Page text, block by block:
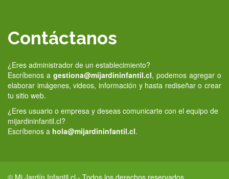
Contáctanos
¿Eres administrador de un establecimiento?
Escríbenos a gestiona@mijardininfantil.cl, podemos agregar o
elaborar imágenes, videos, información y hasta rediseñar o crear
tu sitio web.
¿Eres usuario o empresa y deseas comunicarte con el equipo de
mijardininfantil.cl?
Escríbenos a hola@mijardininfantil.cl.